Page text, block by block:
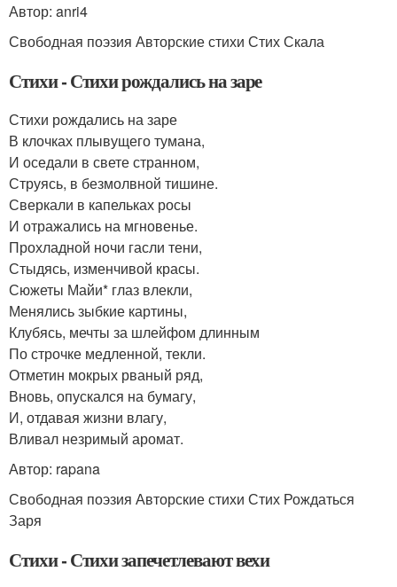
Автор: anri4
Свободная поэзия Авторские стихи Стих Скала
Стихи - Стихи рождались на заре
Стихи рождались на заре
В клочках плывущего тумана,
И оседали в свете странном,
Струясь, в безмолвной тишине.
Сверкали в капельках росы
И отражались на мгновенье.
Прохладной ночи гасли тени,
Стыдясь, изменчивой красы.
Сюжеты Майи* глаз влекли,
Менялись зыбкие картины,
Клубясь, мечты за шлейфом длинным
По строчке медленной, текли.
Отметин мокрых рваный ряд,
Вновь, опускался на бумагу,
И, отдавая жизни влагу,
Вливал незримый аромат.
Автор: rapana
Свободная поэзия Авторские стихи Стих Рождаться
Заря
Стихи - Стихи запечетлевают вехи